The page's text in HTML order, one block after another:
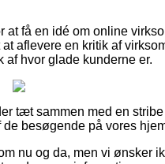
at få en idé om online
aflevere en kritik af
af hvor glade kunderne er.
tæt sammen med en
besøgende på vores
nu og da, men vi ønsker